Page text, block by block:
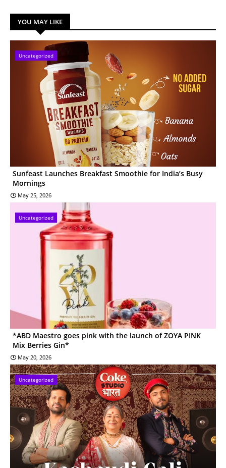
YOU MAY LIKE
Uncategorized
Sunfeast Launches Breakfast Smoothie for India’s Busy
Mornings
May 25, 2026
Uncategorized
*ABD Maestro goes pink with the launch of ZOYA PINK
Mix Berries Gin*
May 20, 2026
Uncategorized